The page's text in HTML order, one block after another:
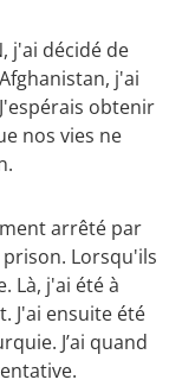
j'ai décidé de
j'ai
obtenir
nos vies ne
arrêté par
Lorsqu'ils
Là, j'ai été à
J'ai ensuite été
J’ai quand